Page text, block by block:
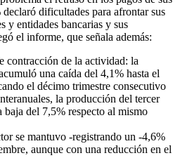
dificultades para afrontar sus
y entidades bancarias y sus
el informe, que señala además:
contracción de la actividad: la
una caída del 4,1% hasta el
el décimo trimestre consecutivo
la producción del tercer
del 7,5% respecto al mismo
se mantuvo -registrando un -4,6%
aunque con una reducción en el